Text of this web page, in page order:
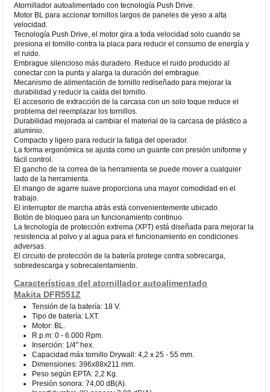
Atornillador autoalimentado con tecnología Push Drive.
Motor BL para accionar tornillos largos de paneles de yeso a alta
velocidad.
Tecnología Push Drive, el motor gira a toda velocidad solo cuando se
presiona el tornillo contra la placa para reducir el consumo de energía y
el ruido.
Embrague silencioso más duradero. Reduce el ruido producido al
conectar con la punta y alarga la duración del embrague.
Mecanismo de alimentación de tornillo rediseñado para mejorar la
durabilidad y reducir la caída del tornillo.
El accesorio de extracción de la carcasa con un solo toque reduce el
problema del reemplazar los tornillos.
Durabilidad mejorada al cambiar el material de la carcasa de plástico a
aluminio.
Compacto y ligero para reducir la fatiga del operador.
La forma ergonómica se ajusta como un guante con presión uniforme y
fácil control.
El gancho de la correa de la herramienta se puede mover a cualquier
lado de la herramienta.
El mango de agarre suave proporciona una mayor comodidad en el
trabajo.
El interruptor de marcha atrás está convenientemente ubicado.
Botón de bloqueo para un funcionamiento continuo.
La tecnología de protección extrema (XPT) está diseñada para mejorar la
resistencia al polvo y al agua para el funcionamiento en condiciones
adversas.
El circuito de protección de la batería protege contra sobrecarga,
sobredescarga y sobrecalentamiento.
Características del atornillador autoalimentado
Makita DFR551Z
Tensión de la batería: 18 V.
Tipo de batería: LXT.
Motor: BL.
R.p.m: 0 - 6.000 Rpm.
Inserción: 1/4" hex.
Capacidad máx tornillo Drywall: 4,2 x 25 - 55 mm.
Dimensiones: 396x88x211 mm.
Peso según EPTA: 2,2 Kg.
Presión sonora: 74,00 dB(A).